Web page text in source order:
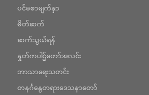
ပင်မစာမျက်နှာ
မိတ်ဆက်
ဆက်သွယ်ရန်
နှုတ်ကပါဌ်တော်အလင်း
ဘာသာရေးသတင်း
တနင်္ဂနွေတရားဒေသနာတော်